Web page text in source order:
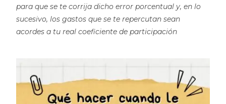
para que se te corrija dicho error porcentual y, en lo
sucesivo, los gastos que se te repercutan sean
acordes a tu real coeficiente de participación